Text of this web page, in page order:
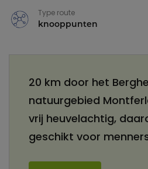
Type route
knooppunten
20 km door het
natuurgebied
vrij heuvelachtig,
geschikt voor